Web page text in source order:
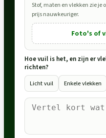
Stof, maten en vlekken zie je
prijs nauwkeuriger.
Foto's of
Hoe vuil is het, en zijn er
richten?
Licht vuil
Enkele vlekken